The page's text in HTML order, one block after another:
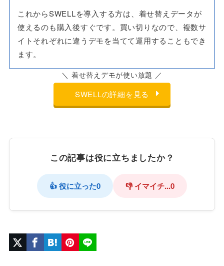
これからSWELLを導入する方は、着せ替えデータが
使えるのも購入後すぐです。買い切りなので、複数サ
イトそれぞれに違うデモを当てて運用することもでき
ます。
＼ 着せ替えデモが使い放題 ／
SWELLの詳細を見る
この記事は役に立ちましたか？
👍 役に立った0 👎 イマイチ...0